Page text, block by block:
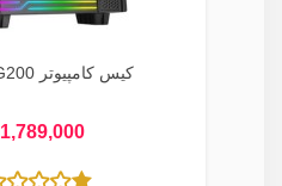
کیس کامپیوتر Master Tech G200
1,789,000 تومان